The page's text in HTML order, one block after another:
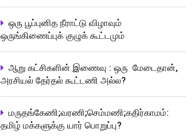
ஒரு பூப்புனித நீராட்டு விழாவும்
ஒருங்கிணைப்புக் குழுக் கூட்டமும்
ஆறு கட்சிகளின் இணைவு : ஒரு மேடைதான்,
அரசியல் தேர்தல் கூட்டணி அல்ல?
மருதங்கேணி;வரணி;செம்மணி;கதிர்காமம்:
தமிழ் மக்களுக்கு யார் பொறுப்பு?